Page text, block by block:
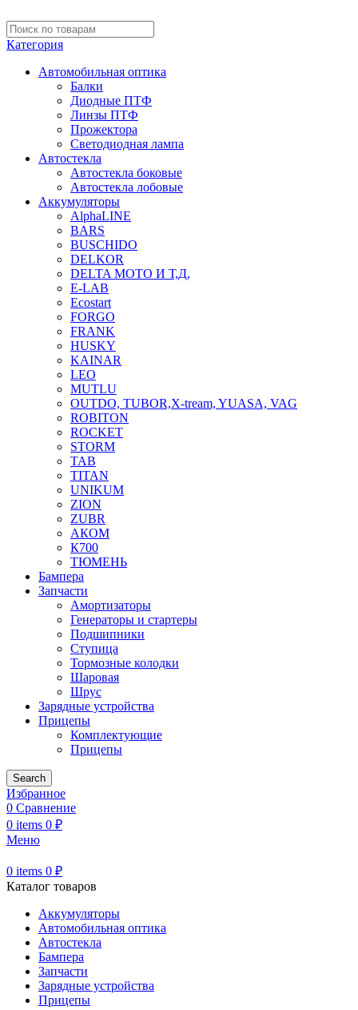
Категория
Автомобильная оптика
Балки
Диодные ПТФ
Линзы ПТФ
Прожектора
Светодиодная лампа
Автостекла
Автостекла боковые
Автостекла лобовые
Аккумуляторы
AlphaLINE
BARS
BUSCHIDO
DELKOR
DELTA МОТО И Т,Д,
E-LAB
Ecostart
FORGO
FRANK
HUSKY
KAINAR
LEO
MUTLU
OUTDO, TUBOR,X-tream, YUASA, VAG
ROBITON
ROCKET
STORM
TAB
TITAN
UNIKUM
ZION
ZUBR
АКОМ
К700
ТЮМЕНЬ
Бампера
Запчасти
Амортизаторы
Генераторы и стартеры
Подшипники
Ступица
Тормозные колодки
Шаровая
Шрус
Зарядные устройства
Прицепы
Комплектующие
Прицепы
Search
Избранное
0 Сравнение
0 items 0 ₽
Меню
0 items 0 ₽
Каталог товаров
Аккумуляторы
Автомобильная оптика
Автостекла
Бампера
Запчасти
Зарядные устройства
Прицепы